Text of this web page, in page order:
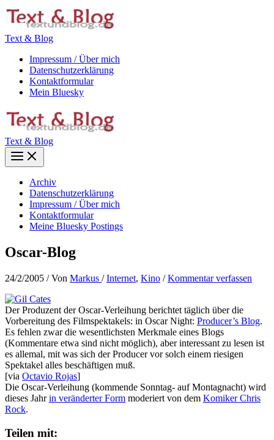
Zum
Inhalt
Text & Blog
Impressum / Über mich
Datenschutzerklärung
Kontaktformular
Mein Bluesky
Text & Blog
Main
Menu
Archiv
Datenschutzerklärung
Impressum / Über mich
Kontaktformular
Meine Bluesky Postings
Oscar-Blog
24/2/2005 / Von Markus /Internet, Kino /Kommentar verfassen
Der Produzent der Oscar-Verleihung berichtet täglich über die
Vorbereitung des Filmspektakels: in Oscar Night: Producer’s Blog.
Es fehlen zwar die wesentlichsten Merkmale eines Blogs
(Kommentare etwa sind nicht möglich), aber interessant zu lesen ist
es allemal, mit was sich der Producer vor solch einem riesigen
Spektakel alles beschäftigen muß.
[via Octavio Rojas]
Die Oscar-Verleihung (kommende Sonntag- auf Montagnacht) wird
dieses Jahrin veränderter Form moderiert von dem Komiker Chris
Rock.
Teilen mit: